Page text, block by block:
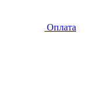
Оплата